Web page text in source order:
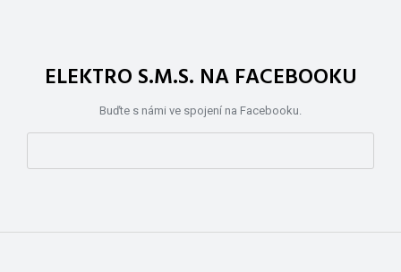
ELEKTRO S.M.S. NA FACEBOOKU
Buďte s námi ve spojení na Facebooku.